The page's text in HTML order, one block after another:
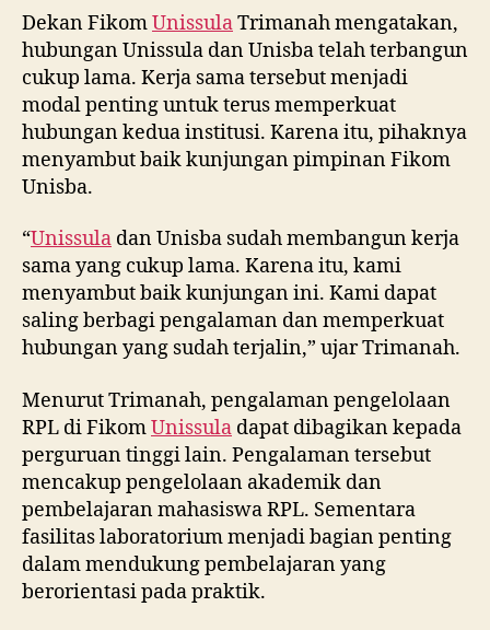
Dekan FikomUnissulaTrimanah mengatakan,
hubungan Unissula dan Unisba telah terbangun
cukup lama. Kerja sama tersebut menjadi
modal penting untuk terus memperkuat
hubungan kedua institusi. Karena itu, pihaknya
menyambut baik kunjungan pimpinan Fikom
Unisba.
“Unissula dan Unisba sudah membangun kerja
sama yang cukup lama. Karena itu, kami
menyambut baik kunjungan ini. Kami dapat
saling berbagi pengalaman dan memperkuat
hubungan yang sudah terjalin,” ujar Trimanah.
Menurut Trimanah, pengalaman pengelolaan
RPL di FikomUnissula dapat dibagikan kepada
perguruan tinggi lain. Pengalaman tersebut
mencakup pengelolaan akademik dan
pembelajaran mahasiswa RPL. Sementara
fasilitas laboratorium menjadi bagian penting
dalam mendukung pembelajaran yang
berorientasi pada praktik.